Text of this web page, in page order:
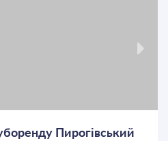
Пирогівський